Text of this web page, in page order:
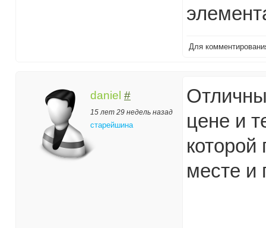
Для
daniel #
15 лет 29 недель назад
старейшина
цене и
месте и